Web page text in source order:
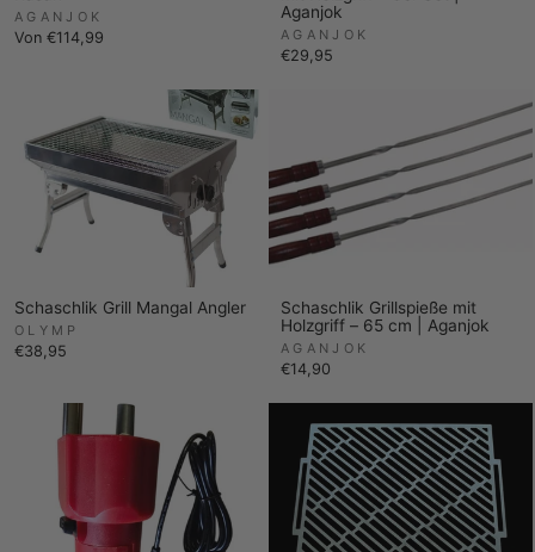
AGANJOK
Von €114,99
Aganjok
AGANJOK
€29,95
Schaschlik Grill Mangal Angler
OLYMP
€38,95
Schaschlik Grillspieße mit
Holzgriff – 65 cm | Aganjok
AGANJOK
€14,90